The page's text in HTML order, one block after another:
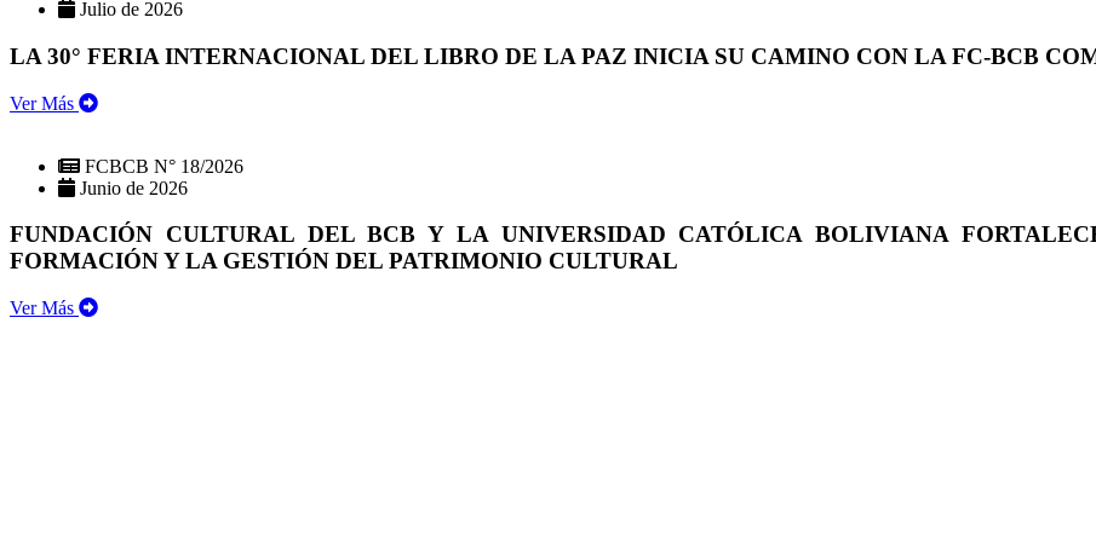
Julio de 2026
LA 30° FERIA INTERNACIONAL DEL LIBRO DE LA PAZ INICIA SU CAMINO CON LA FC-BCB
Ver Más
FCBCB N° 18/2026
Junio de 2026
FUNDACIÓN CULTURAL DEL BCB Y LA UNIVERSIDAD CATÓLICA BOLIVIANA
FORMACIÓN Y LA GESTIÓN DEL PATRIMONIO CULTURAL
Ver Más